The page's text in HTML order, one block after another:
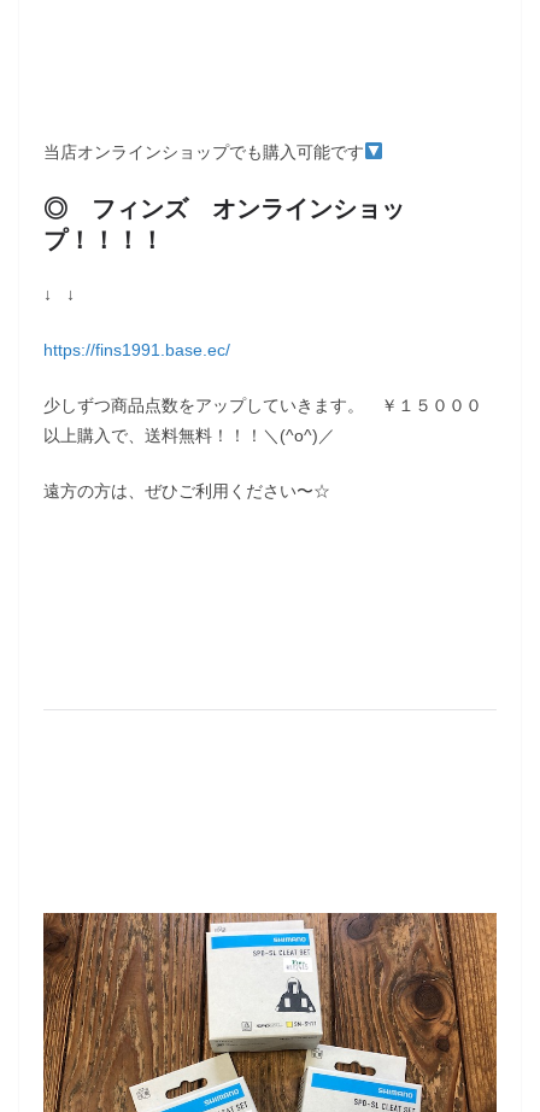
当店オンラインショップでも購入可能です
◎ フィンズ オンラインショッ
プ！！！！
↓ ↓
https://fins1991.base.ec/
少しずつ商品点数をアップしていきます。 ￥１５０００
以上購入で、送料無料！！！＼(^o^)／
遠方の方は、ぜひご利用ください〜☆